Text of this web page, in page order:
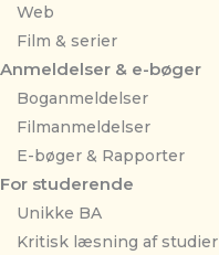
Web
Film & serier
Anmeldelser & e-bøger
Boganmeldelser
Filmanmeldelser
E-bøger & Rapporter
For studerende
Unikke BA
Kritisk læsning af studier